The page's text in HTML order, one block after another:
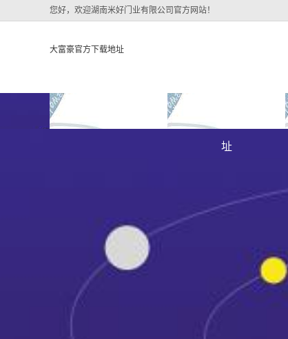
您好，欢迎湖南米好门业有限公司官方网站！
大富豪官方下载地址
关于大富豪官方下载地
址
大富豪官方下载地址的